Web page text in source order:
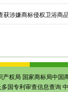
获涉嫌商标侵权卫浴商
产权局 国家商标局中国
多国专利审查信息查询